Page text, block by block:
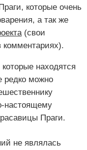
которые очень
а так же
(свои
комментариях).
находятся
редко можно
настоящему
Праги.
не являлась